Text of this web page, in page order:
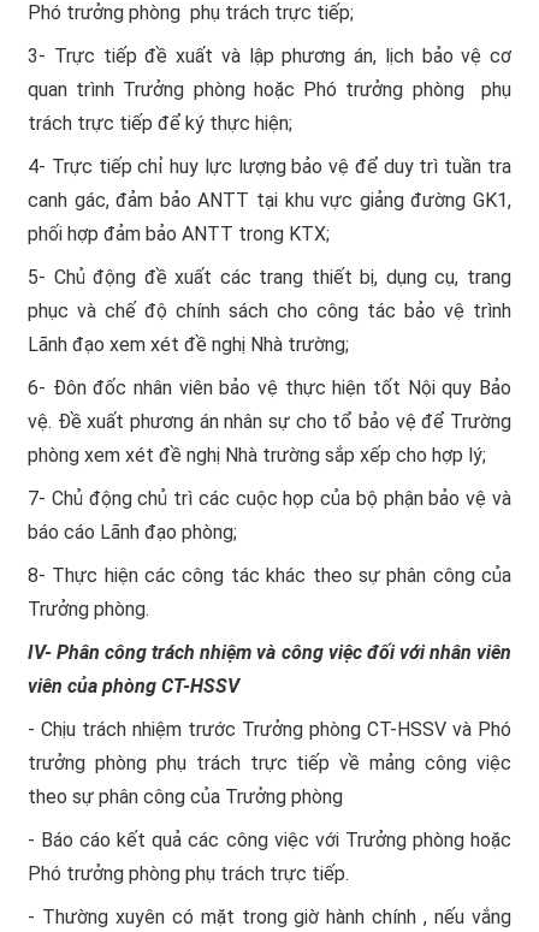
Phó trưởng phòng phụ trách trực tiếp;
3- Trực tiếp đề xuất và lập phương án, lịch bảo vệ cơ
quan trình Trưởng phòng hoặc Phó trưởng phòng phụ
trách trực tiếp để ký thực hiện;
4- Trực tiếp chỉ huy lực lượng bảo vệ để duy trì tuần tra
canh gác, đảm bảo ANTT tại khu vực giảng đường GK1,
phối hợp đảm bảo ANTT trong KTX;
5- Chủ động đề xuất các trang thiết bị, dụng cụ, trang
phục và chế độ chính sách cho công tác bảo vệ trình
Lãnh đạo xem xét đề nghị Nhà trường;
6- Đôn đốc nhân viên bảo vệ thực hiện tốt Nội quy Bảo
vệ. Đề xuất phương án nhân sự cho tổ bảo vệ để Trường
phòng xem xét đề nghị Nhà trường sắp xếp cho hợp lý;
7- Chủ động chủ trì các cuộc họp của bộ phận bảo vệ và
báo cáo Lãnh đạo phòng;
8- Thực hiện các công tác khác theo sự phân công của
Trưởng phòng.
IV- Phân công trách nhiệm và công việc đối với nhân viên
viên của phòng CT-HSSV
- Chịu trách nhiệm trước Trưởng phòng CT-HSSV và Phó
trưởng phòng phụ trách trực tiếp về mảng công việc
theo sự phân công của Trưởng phòng
- Báo cáo kết quả các công việc với Trưởng phòng hoặc
Phó trưởng phòng phụ trách trực tiếp.
- Thường xuyên có mặt trong giờ hành chính , nếu vắng